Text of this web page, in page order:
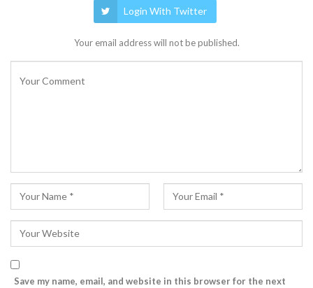
Login With Twitter
Your email address will not be published.
Save my name, email, and website in this browser for the next